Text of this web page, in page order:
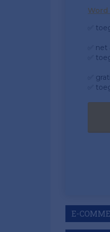
Word
✅
✅
✅
✅
✅
E-